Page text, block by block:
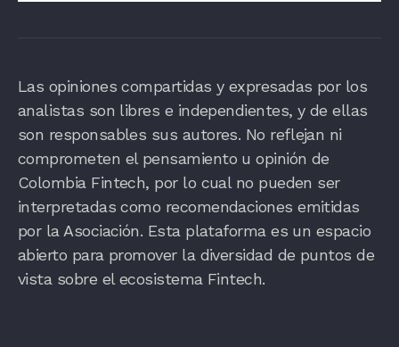
Las opiniones compartidas y expresadas por los
analistas son libres e independientes, y de ellas
son responsables sus autores. No reflejan ni
comprometen el pensamiento u opinión de
Colombia Fintech, por lo cual no pueden ser
interpretadas como recomendaciones emitidas
por la Asociación. Esta plataforma es un espacio
abierto para promover la diversidad de puntos de
vista sobre el ecosistema Fintech.